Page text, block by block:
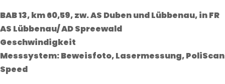
BAB 13, km 60,59, zw. AS Duben und Lübbenau, in FR
AS Lübbenau/ AD Spreewald
Geschwindigkeit
Messsystem: Beweisfoto, Lasermessung, PoliScan
Speed